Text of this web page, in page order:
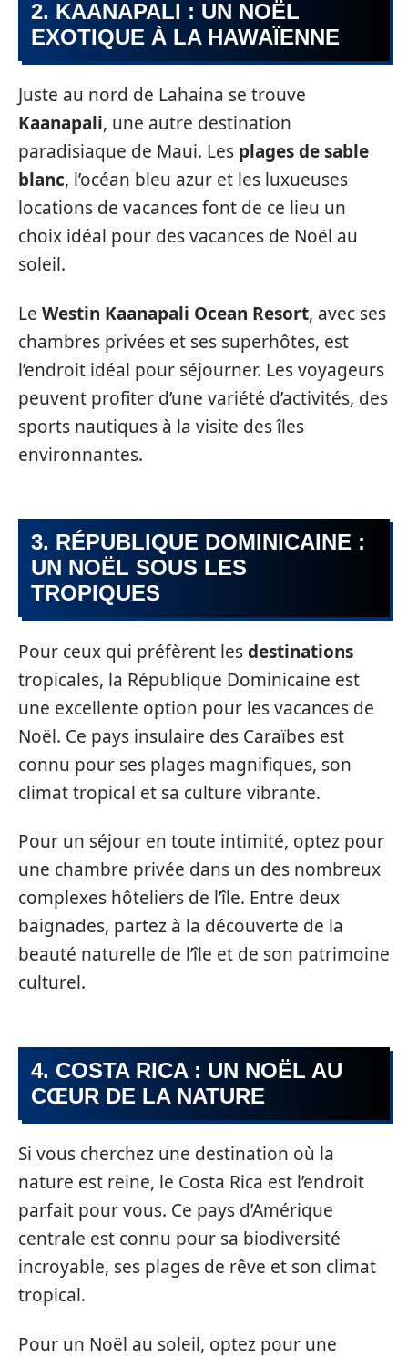
2. KAANAPALI : UN NOËL
EXOTIQUE À LA HAWAÏENNE
Juste au nord de Lahaina se trouve
Kaanapali, une autre destination
paradisiaque de Maui. Les plages de sable
blanc, l’océan bleu azur et les luxueuses
locations de vacances font de ce lieu un
choix idéal pour des vacances de Noël au
soleil.
Le Westin Kaanapali Ocean Resort, avec ses
chambres privées et ses superhôtes, est
l’endroit idéal pour séjourner. Les voyageurs
peuvent profiter d’une variété d’activités, des
sports nautiques à la visite des îles
environnantes.
3. RÉPUBLIQUE DOMINICAINE :
UN NOËL SOUS LES
TROPIQUES
Pour ceux qui préfèrent lesdestinations
tropicales, la République Dominicaine est
une excellente option pour les vacances de
Noël. Ce pays insulaire des Caraïbes est
connu pour ses plages magnifiques, son
climat tropical et sa culture vibrante.
Pour un séjour en toute intimité, optez pour
une chambre privée dans un des nombreux
complexes hôteliers de l’île. Entre deux
baignades, partez à la découverte de la
beauté naturelle de l’île et de son patrimoine
culturel.
4. COSTA RICA : UN NOËL AU
CŒUR DE LA NATURE
Si vous cherchez une destination où la
nature est reine, le Costa Rica est l’endroit
parfait pour vous. Ce pays d’Amérique
centrale est connu pour sa biodiversité
incroyable, ses plages de rêve et son climat
tropical.
Pour un Noël au soleil, optez pour une